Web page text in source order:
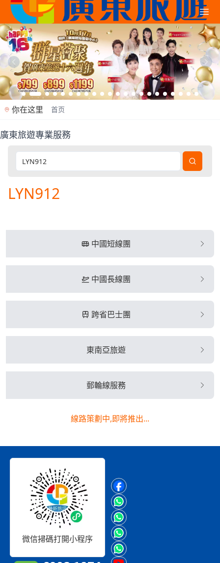
你在这里 首页
廣東旅遊專業服務
廣東旅遊是香港專業旅行社（牌照353362），2012年重塑品
LYN912
中國短線團
中國長線團
跨省巴士團
東南亞旅遊
郵輪線服務
線路策劃中,即將推出...
微信掃碼打開小程序